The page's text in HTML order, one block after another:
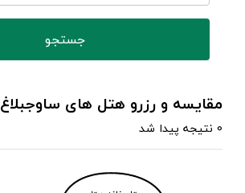
مقایسه و رزرو هتل های ساوجبلاغ
0 نتیجه پیدا شد